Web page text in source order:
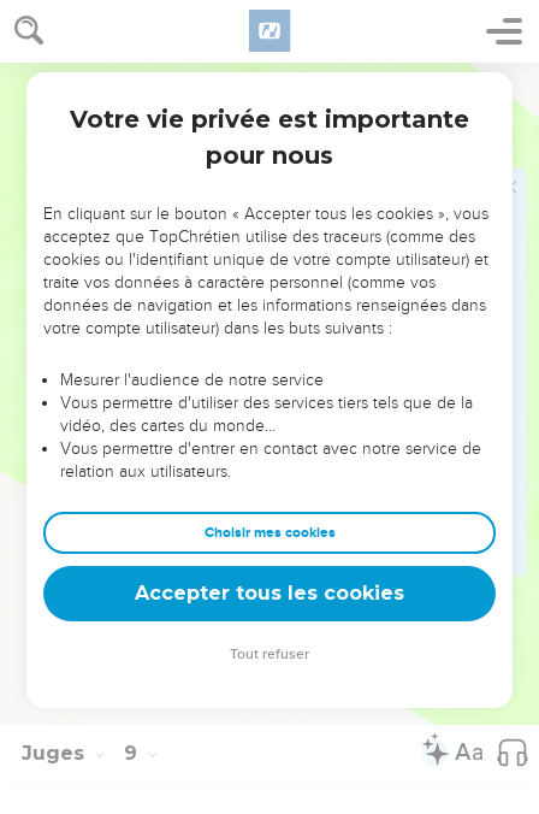
Juges 8
étaient au cou de leurs chameaux.
27 Gédéon en fit un éphod qu’il plaça dans sa ville, à Ophra. Il
piège pour Gédéon et pour sa famille.
Les Madianites furent humiliés devant les Israélites et ne
c’est-à-dire durant la vie de Gédéon.
Jerubbaal, fils de Joas, retourna habiter dans sa maison.
Gédéon eut 70 fils, tous issus de lui, car il eut plusieurs
femmes.
qu’on appela Abimélec.
Gédéon, fils de Joas, mourut après une heureuse
vieillesse. Il fut enterré dans le tombeau de son père Joas, à
Ophra, village de la famille d'Abiézer.
Après la mort de Gédéon, les Israélites recommencèrent à
se prostituer aux Baals, et ils prirent pour dieu Baal-Berith.
Les Israélites ne se souvinrent pas de l'Eternel, leur Dieu,
qui les avait délivrés de tous les ennemis qui les entouraient.
Ils ne manifestèrent pas non plus d'attachement à la
Juges 9
Votre vie privée est importante
pour nous
En cliquant sur le bouton « Accepter tous les cookies », vous
acceptez que TopChrétien utilise des traceurs (comme des
cookies ou l'identifiant unique de votre compte utilisateur) et
traite vos données à caractère personnel (comme vos
données de navigation et les informations renseignées dans
votre compte utilisateur) dans les buts suivants :
Mesurer l'audience de notre service
Vous permettre d'utiliser des services tiers tels que de la
vidéo, des cartes du monde…
Vous permettre d'entrer en contact avec notre service de
relation aux utilisateurs.
Choisir mes cookies
Accepter tous les cookies
Tout refuser